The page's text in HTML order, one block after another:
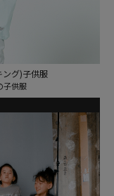
グ)子供服
子供服